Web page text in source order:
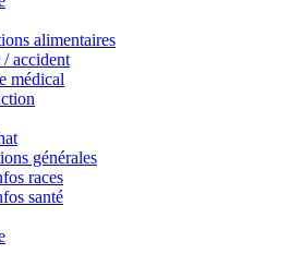
alimentaires
/ accident
médical
générales
races
santé